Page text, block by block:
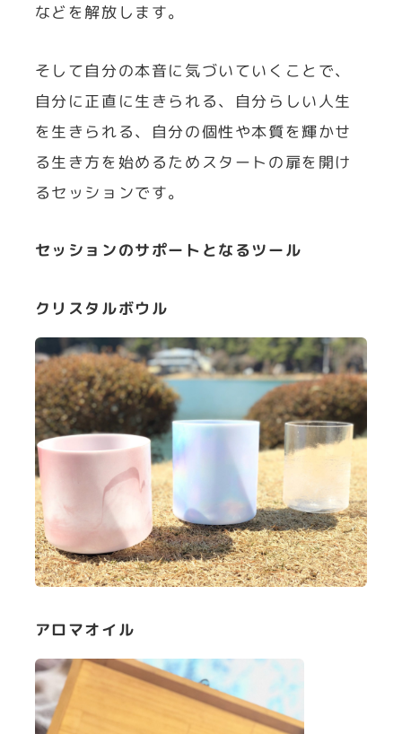
などを解放します。
そして自分の本音に気づいていくことで、
自分に正直に生きられる、自分らしい人生
を生きられる、自分の個性や本質を輝かせ
る生き方を始めるためスタートの扉を開け
るセッションです。
セッションのサポートとなるツール
クリスタルボウル
アロマオイル